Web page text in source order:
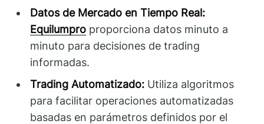
Datos de Mercado en Tiempo Real:
Equilumpro proporciona datos minuto a
minuto para decisiones de trading
informadas.
Trading Automatizado: Utiliza algoritmos
para facilitar operaciones automatizadas
basadas en parámetros definidos por el